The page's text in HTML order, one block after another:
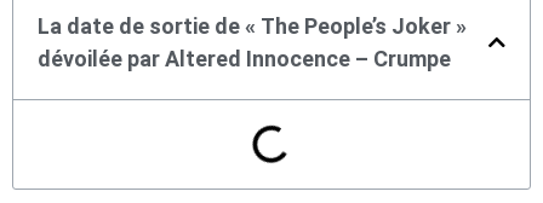
La date de sortie de « The People’s Joker »
dévoilée par Altered Innocence – Crumpe